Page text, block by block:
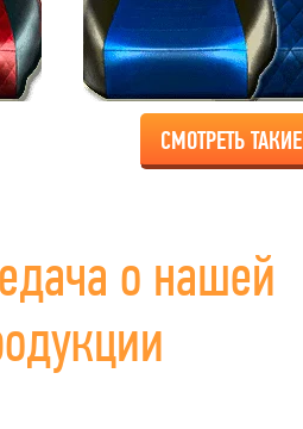
СМОТРЕТЬ ТАКИЕ
о нашей